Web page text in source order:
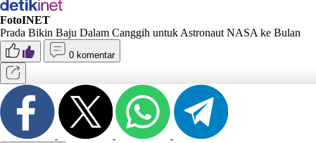
FotoINET
Prada Bikin Baju Dalam Canggih untuk Astronaut NASA ke Bulan
0 komentar